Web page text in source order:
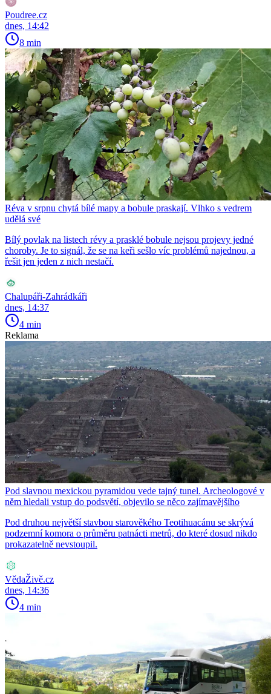
Poudree.cz
dnes, 14:42
8 min
Réva v srpnu chytá bílé mapy a bobule praskají. Vlhko s vedrem
udělá své
Bílý povlak na listech révy a prasklé bobule nejsou projevy jedné
choroby. Je to signál, že se na keři sešlo víc problémů najednou, a
řešit jen jeden z nich nestačí.
Chalupáři-Zahrádkáři
dnes, 14:37
4 min
Reklama
Pod slavnou mexickou pyramidou vede tajný tunel. Archeologové v
něm hledali vstup do podsvětí, objevilo se něco zajímavějšího
Pod druhou největší stavbou starověkého Teotihuacánu se skrývá
podzemní komora o průměru patnácti metrů, do které dosud nikdo
prokazatelně nevstoupil.
VědaŽivě.cz
dnes, 14:36
4 min